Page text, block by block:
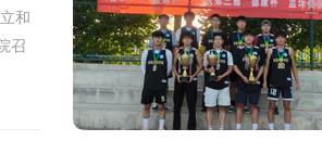
和
召
、